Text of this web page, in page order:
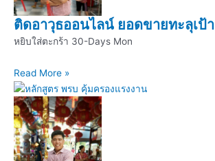
ติดอาวุธออนไลน์ ยอดขายทะลุเป้า
หยิบใส่ตะกร้า 30-Days Mon
Read More »